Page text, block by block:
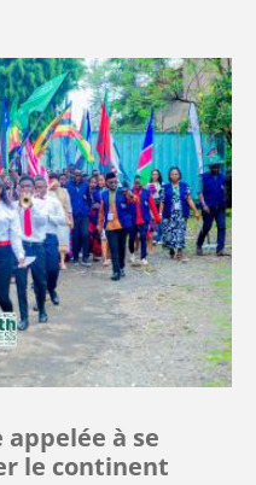
à se
le continent